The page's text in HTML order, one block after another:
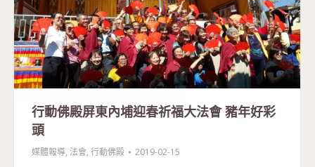
行動佛殿屏東內埔迎春祈福大法會 豬年好彩
頭
媒體報導, 法會, 行動佛殿 2019-02-15